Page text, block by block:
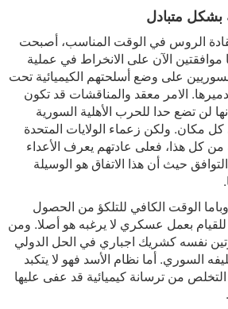
بشكل متبادل
الروس في الوقت المناسب، أصبحت
موافقتين الآن على الانخراط في عملية
على وضع أسلحتهم الكيميائية تحت
الامر معقد والمناقشات قد تكون
لن تضع حدا للحرب الأهلية السورية
كل مكان. ولكن زعماء الولايات المتحدة
من كل هذا، فعلى عادتهم يعرف الأعداء
حيث أن هذا الاتفاق هو الوسيلة
الوقت الكافي للتلكؤ من الحصول
بعمل عسكري لا يرغبه هو أصلا. ومن
نفسه كشريك اجباري في الحل الدولي
السوري. أما نظام الأسد فهو لا يتكبد
من ترسانة كيميائية قد عفى عليها